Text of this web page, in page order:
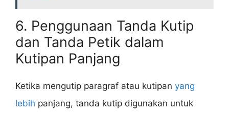
6. Penggunaan Tanda Kutip
dan Tanda Petik dalam
Kutipan Panjang
Ketika mengutip paragraf atau kutipan yang
lebih panjang, tanda kutip digunakan untuk